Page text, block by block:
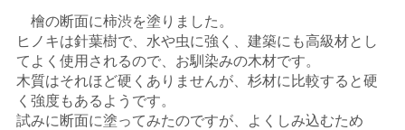
檜の断面に柿渋を塗りました。
ヒノキは針葉樹で、水や虫に強く、建築にも高級材とし
てよく使用されるので、お馴染みの木材です。
木質はそれほど硬くありませんが、杉材に比較すると硬
く強度もあるようです。
試みに断面に塗ってみたのですが、よくしみ込むため